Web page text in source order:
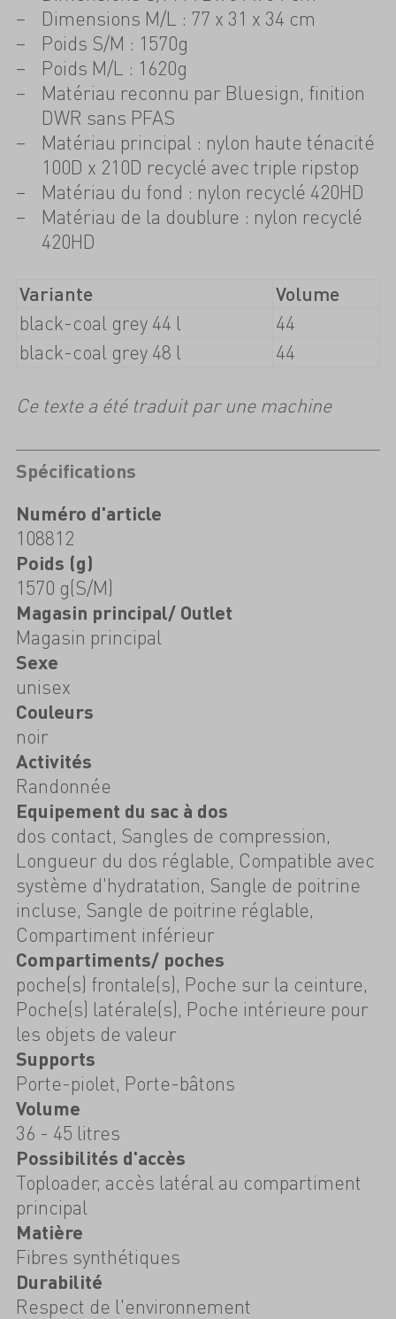
Dimensions M/L : 77 x 31 x 34 cm
Poids S/M : 1570g
Poids M/L : 1620g
Matériau reconnu par Bluesign, finition
DWR sans PFAS
Matériau principal : nylon haute ténacité
100D x 210D recyclé avec triple ripstop
Matériau du fond : nylon recyclé 420HD
Matériau de la doublure : nylon recyclé
420HD
Variante
Volume
black-coal grey 44 l
44
black-coal grey 48 l
44
Ce texte a été traduit par une machine
Spécifications
Numéro d'article
108812
Poids (g)
1570 g(S/M)
Magasin principal/ Outlet
Magasin principal
Sexe
unisex
Couleurs
noir
Activités
Randonnée
Equipement du sac à dos
dos contact, Sangles de compression,
Longueur du dos réglable, Compatible avec
système d'hydratation, Sangle de poitrine
incluse, Sangle de poitrine réglable,
Compartiment inférieur
Compartiments/ poches
poche(s) frontale(s), Poche sur la ceinture,
Poche(s) latérale(s), Poche intérieure pour
les objets de valeur
Supports
Porte-piolet, Porte-bâtons
Volume
36 - 45 litres
Possibilités d'accès
Toploader, accès latéral au compartiment
principal
Matière
Fibres synthétiques
Durabilité
Respect de l'environnement